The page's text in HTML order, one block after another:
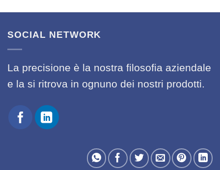
SOCIAL NETWORK
La precisione è la nostra filosofia aziendale
e la si ritrova in ognuno dei nostri prodotti.